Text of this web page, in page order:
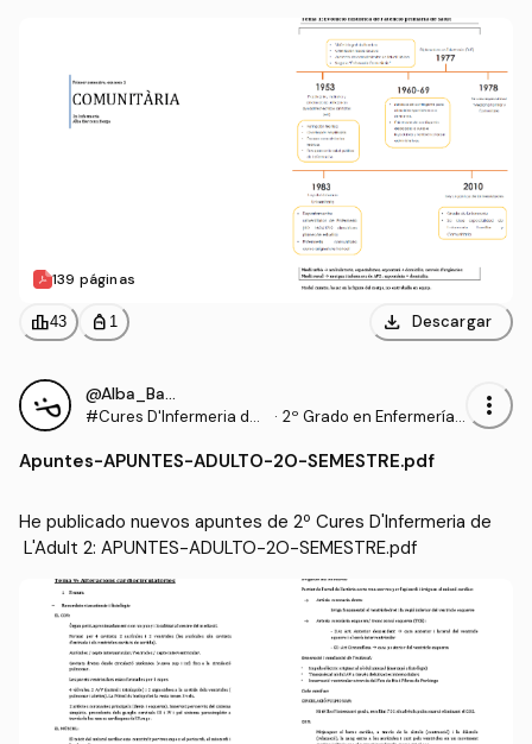
139 páginas
leaderboard43 personal_bag 1 download Descargar
@Alba_Barcons_Berga
#Cures D'Infermeria de
· 2º Grado en Enfermería
more_vert
Apuntes-APUNTES-ADULTO-2O-SEMESTRE.pdf
He publicado nuevos apuntes de 2º Cures D'Infermeria de
L'Adult 2: APUNTES-ADULTO-2O-SEMESTRE.pdf